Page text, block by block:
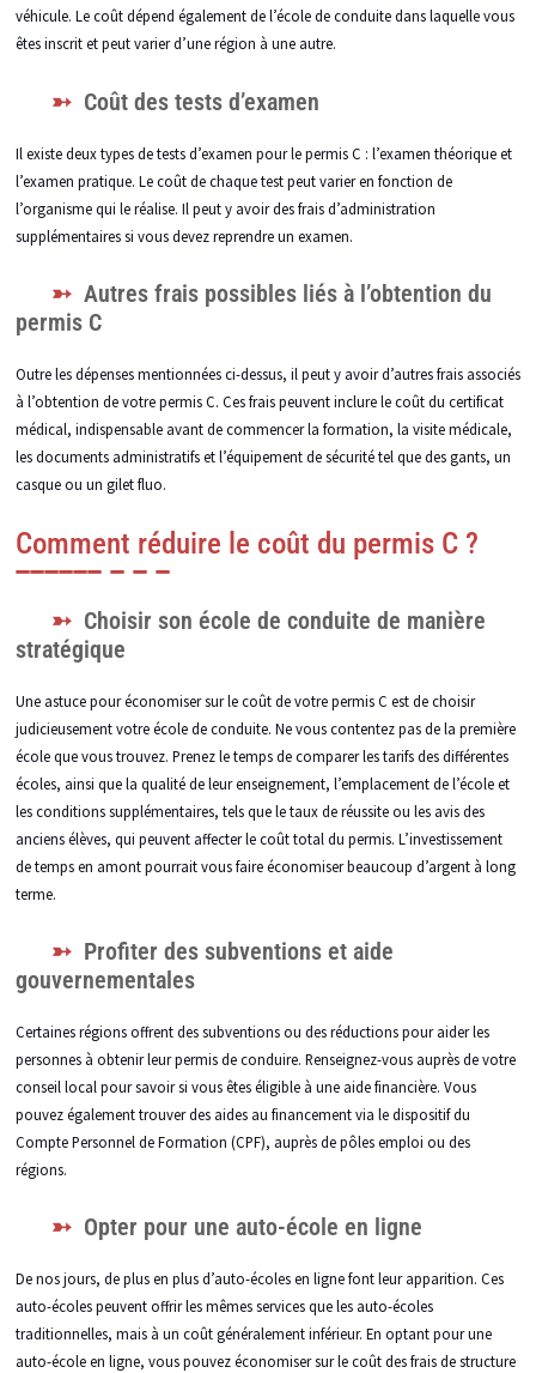
véhicule. Le coût dépend également de l’école de conduite dans laquelle vous
êtes inscrit et peut varier d’une région à une autre.
Coût des tests d’examen
Il existe deux types de tests d’examen pour le permis C : l’examen théorique et
l’examen pratique. Le coût de chaque test peut varier en fonction de
l’organisme qui le réalise. Il peut y avoir des frais d’administration
supplémentaires si vous devez reprendre un examen.
Autres frais possibles liés à l’obtention du
permis C
Outre les dépenses mentionnées ci-dessus, il peut y avoir d’autres frais associés
à l’obtention de votre permis C. Ces frais peuvent inclure le coût du certificat
médical, indispensable avant de commencer la formation, la visite médicale,
les documents administratifs et l’équipement de sécurité tel que des gants, un
casque ou un gilet fluo.
Comment réduire le coût du permis C ?
Choisir son école de conduite de manière
stratégique
Une astuce pour économiser sur le coût de votre permis C est de choisir
judicieusement votre école de conduite. Ne vous contentez pas de la première
école que vous trouvez. Prenez le temps de comparer les tarifs des différentes
écoles, ainsi que la qualité de leur enseignement, l’emplacement de l’école et
les conditions supplémentaires, tels que le taux de réussite ou les avis des
anciens élèves, qui peuvent affecter le coût total du permis. L’investissement
de temps en amont pourrait vous faire économiser beaucoup d’argent à long
terme.
Profiter des subventions et aide
gouvernementales
Certaines régions offrent des subventions ou des réductions pour aider les
personnes à obtenir leur permis de conduire. Renseignez-vous auprès de votre
conseil local pour savoir si vous êtes éligible à une aide financière. Vous
pouvez également trouver des aides au financement via le dispositif du
Compte Personnel de Formation (CPF), auprès de pôles emploi ou des
régions.
Opter pour une auto-école en ligne
De nos jours, de plus en plus d’auto-écoles en ligne font leur apparition. Ces
auto-écoles peuvent offrir les mêmes services que les auto-écoles
traditionnelles, mais à un coût généralement inférieur. En optant pour une
auto-école en ligne, vous pouvez économiser sur le coût des frais de structure